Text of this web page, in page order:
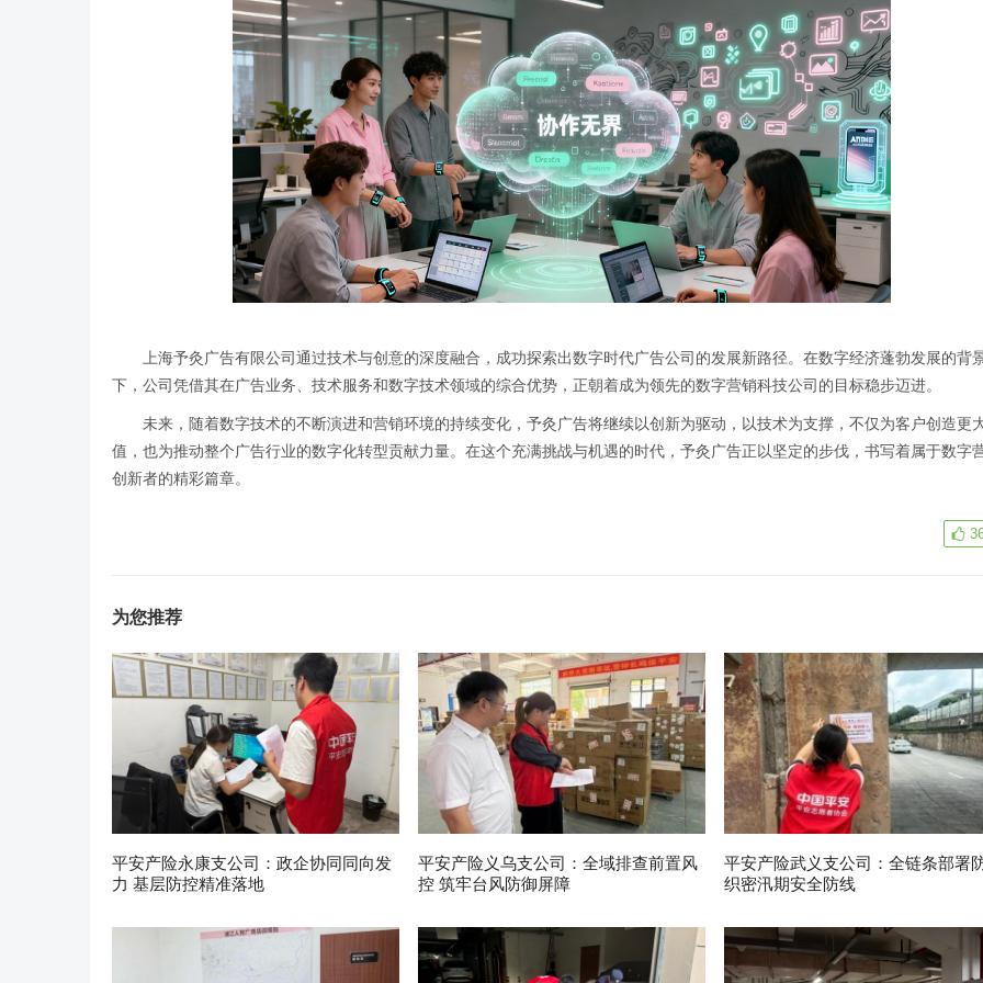
上海予灸广告有限公司通过技术与创意的深度融合，成功探索出数字时代广告公司的发展新路径。在数字经济蓬勃发展的背
下，公司凭借其在广告业务、技术服务和数字技术领域的综合优势，正朝着成为领先的数字营销科技公司的目标稳步迈进。
未来，随着数字技术的不断演进和营销环境的持续变化，予灸广告将继续以创新为驱动，以技术为支撑，不仅为客户创造更
值，也为推动整个广告行业的数字化转型贡献力量。在这个充满挑战与机遇的时代，予灸广告正以坚定的步伐，书写着属于数字
创新者的精彩篇章。
为您推荐
平安产险永康支公司：政企协同同向发
力 基层防控精准落地
平安产险义乌支公司：全域排查前置风
控 筑牢台风防御屏障
平安产险武义支公司：全链条部署
织密汛期安全防线